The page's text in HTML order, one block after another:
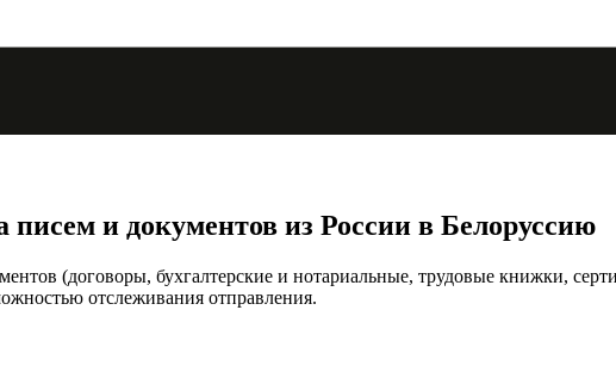
писем и документов из России в Белоруссию
(договоры, бухгалтерские и нотариальные, трудовые книжки,
отслеживания отправления.